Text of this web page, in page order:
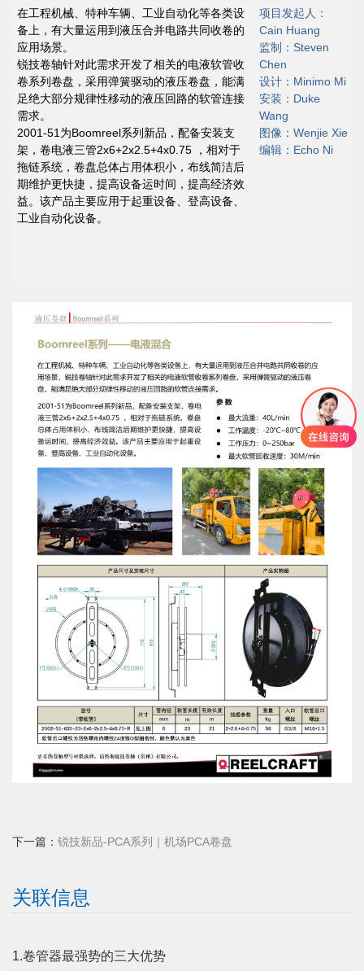
在工程机械、特种车辆、工业自动化等各类设
备上，有大量运用到液压合并电路共同收卷的
应用场景。
锐技卷轴针对此需求开发了相关的电液软管收
卷系列卷盘，采用弹簧驱动的液压卷盘，能满
足绝大部分规律性移动的液压回路的软管连接
需求。
2001-51为Boomreel系列新品，配备安装支
架，卷电液三管2x6+2x2.5+4x0.75 ，相对于
拖链系统，卷盘总体占用体积小，布线简洁后
期维护更快捷，提高设备运时间，提高经济效
益。该产品主要应用于起重设备、登高设备、
工业自动化设备。
项目发起人 ：
Cain Huang
监制：Steven
Chen
设计：Minimo Mi
安装：Duke
Wang
图像：Wenjie Xie
编辑：Echo Ni
下一篇： 锐技新品-PCA系列｜机场PCA卷盘
关联信息
1.卷管器最强势的三大优势